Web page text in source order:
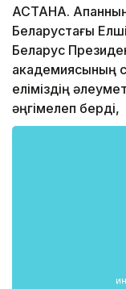
АСТАНА. Ақпанның
Беларустағы
Беларус
академиясының
еліміздің
әңгімелеп берді,